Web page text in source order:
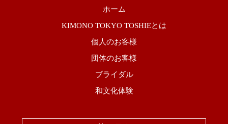
ホーム
KIMONO TOKYO TOSHIEとは
個人のお客様
団体のお客様
ブライダル
和文化体験